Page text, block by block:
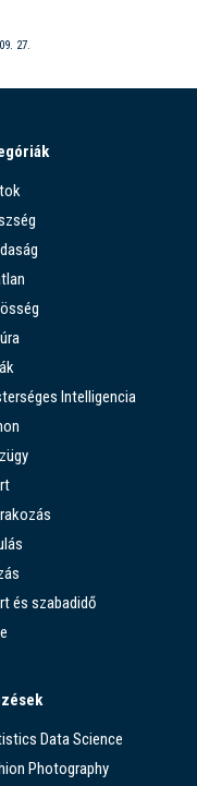
27.
Intelligencia
és szabadidő
Data Science
Photography